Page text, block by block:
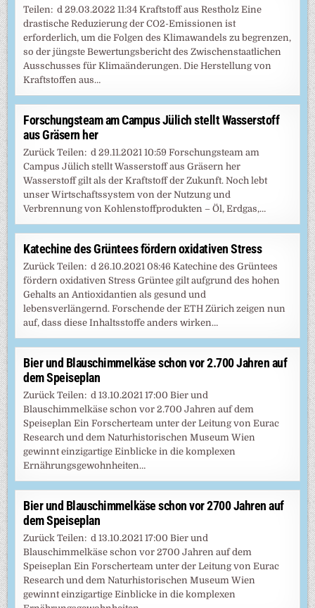
Teilen: d 29.03.2022 11:34 Kraftstoff aus Restholz Eine
drastische Reduzierung der CO2-Emissionen ist
erforderlich, um die Folgen des Klimawandels zu begrenzen,
so der jüngste Bewertungsbericht des Zwischenstaatlichen
Ausschusses für Klimaänderungen. Die Herstellung von
Kraftstoffen aus…
Forschungsteam am Campus Jülich stellt Wasserstoff
aus Gräsern her
Zurück Teilen: d 29.11.2021 10:59 Forschungsteam am
Campus Jülich stellt Wasserstoff aus Gräsern her
Wasserstoff gilt als der Kraftstoff der Zukunft. Noch lebt
unser Wirtschaftssystem von der Nutzung und
Verbrennung von Kohlenstoffprodukten – Öl, Erdgas,…
Katechine des Grüntees fördern oxidativen Stress
Zurück Teilen: d 26.10.2021 08:46 Katechine des Grüntees
fördern oxidativen Stress Grüntee gilt aufgrund des hohen
Gehalts an Antioxidantien als gesund und
lebensverlängernd. ​Forschende der ETH Zürich zeigen nun
auf, dass diese Inhaltsstoffe anders wirken…
Bier und Blauschimmelkäse schon vor 2.700 Jahren auf
dem Speiseplan
Zurück Teilen: d 13.10.2021 17:00 Bier und
Blauschimmelkäse schon vor 2.700 Jahren auf dem
Speiseplan Ein Forscherteam unter der Leitung von Eurac
Research und dem Naturhistorischen Museum Wien
gewinnt einzigartige Einblicke in die komplexen
Ernährungsgewohnheiten…
Bier und Blauschimmelkäse schon vor 2700 Jahren auf
dem Speiseplan
Zurück Teilen: d 13.10.2021 17:00 Bier und
Blauschimmelkäse schon vor 2700 Jahren auf dem
Speiseplan Ein Forscherteam unter der Leitung von Eurac
Research und dem Naturhistorischen Museum Wien
gewinnt einzigartige Einblicke in die komplexen